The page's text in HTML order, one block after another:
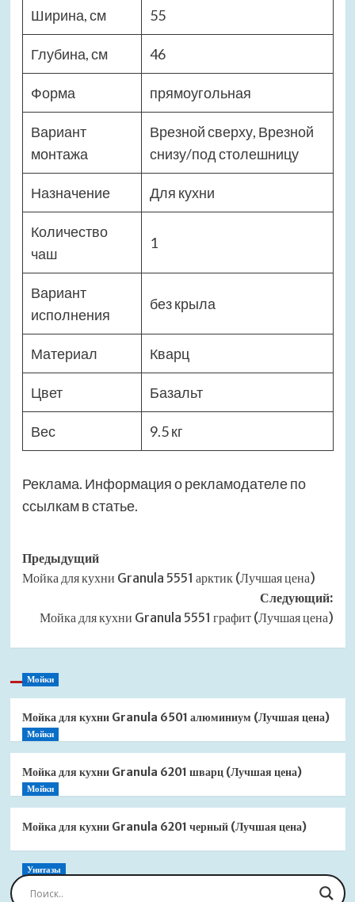
Ширина, см 55
Глубина, см 46
Форма прямоугольная
Вариант
монтажа
Врезной сверху, Врезной
снизу/под столешницу
Назначение Для кухни
Количество
чаш
1
Вариант
исполнения
без крыла
Материал Кварц
Цвет Базальт
Вес 9.5 кг
Реклама. Информация о рекламодателе по
ссылкам в статье.
Навигация
записи
Предыдущий
Мойка для кухни Granula 5551 арктик (Лучшая цена)
Следующий:
Мойка для кухни Granula 5551 графит (Лучшая цена)
Мойки
Мойка для кухни Granula 6501 алюминиум (Лучшая цена)
Мойки
Мойка для кухни Granula 6201 шварц (Лучшая цена)
Мойки
Мойка для кухни Granula 6201 черный (Лучшая цена)
Унитазы
Сиденье для унитаза Jacob Delafon Brive